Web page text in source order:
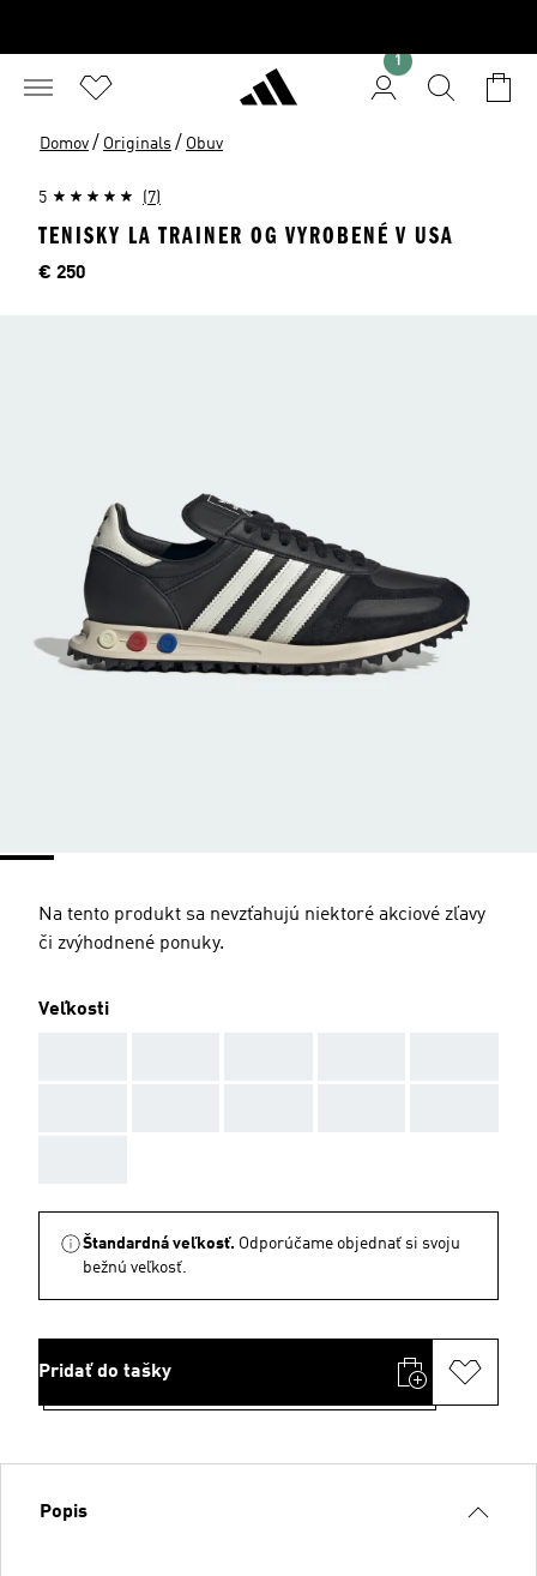
1
Domov / Originals / Obuv
5 (7)
TENISKY LA TRAINER OG VYROBENÉ V USA
Cena
€ 250
Na tento produkt sa nevzťahujú niektoré akciové zľavy
či zvýhodnené ponuky.
Veľkosti
Štandardná veľkosť. Odporúčame objednať si svoju
bežnú veľkosť.
Pridať do tašky
Popis